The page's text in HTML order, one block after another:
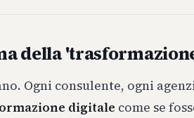
della
Ogni consulente, ogni
digitale come se